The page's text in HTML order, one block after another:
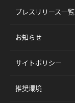
プレスリリース一覧
お知らせ
サイトポリシー
推奨環境